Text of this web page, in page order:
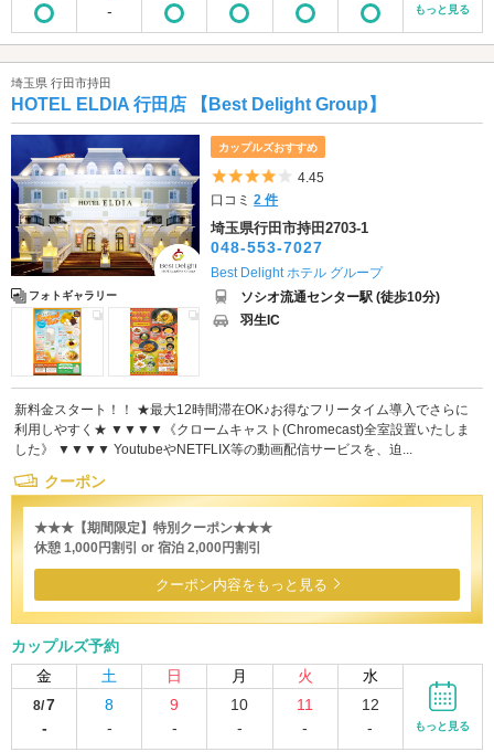
-
もっと見る
埼玉県 行田市持田
HOTEL ELDIA 行田店 【Best Delight Group】
フォトギャラリー
カップルズおすすめ
5つ星のうち4
4.45
口コミ2 件
埼玉県行田市持田2703-1
048-553-7027
Best Delight ホテル グループ
ソシオ流通センター駅 (徒歩10分)
羽生IC
新料金スタート！！ ★最大12時間滞在OK♪お得なフリータイム導入でさらに
利用しやすく★ ▼▼▼▼《クロームキャスト(Chromecast)全室設置いたしま
した》 ▼▼▼▼ YoutubeやNETFLIX等の動画配信サービスを、迫...
クーポン
★★★【期間限定】特別クーポン★★★
休憩 1,000円割引 or 宿泊 2,000円割引
クーポン内容をもっと見る
カップルズ予約
金
土 日 月 火 水
8/7
-
8
-
9
-
10
-
11
-
12
-
もっと見る